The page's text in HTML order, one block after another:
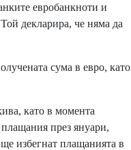
евробанкноти и
декларира, че няма да
сума в евро, като
като в момента
през януари,
избегнат плащанията в